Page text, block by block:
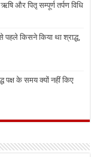
और पितृ सम्पूर्ण तर्पण विधि
पहले किसने किया था श्राद्ध,
पक्ष के समय क्यों नहीं किए